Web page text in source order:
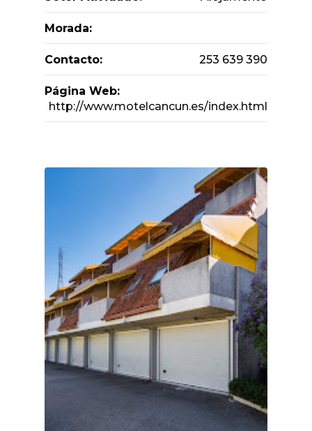
Morada:
Contacto: 253 639 390
Página Web:
http://www.motelcancun.es/index.html